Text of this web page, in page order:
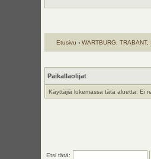
Etusivu ‹ WARTBURG, TRABANT,
Paikallaolijat
Käyttäjiä lukemassa tätä aluetta: Ei
Etsi tätä: